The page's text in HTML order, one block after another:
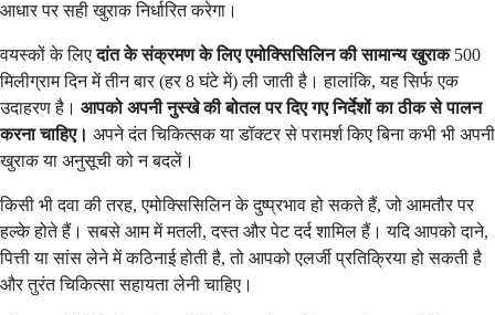
आधार पर सही खुराक निर्धारित करेगा।
वयस्कों के लिएदांत के संक्रमण के लिए एमोक्सिसिलिन की सामान्य खुराक500
मिलीग्राम दिन में तीन बार (हर 8 घंटे में) ली जाती है। हालांकि, यह सिर्फ एक
उदाहरण है। आपको अपनी नुस्खे की बोतल पर दिए गए निर्देशों का ठीक से पालन
करना चाहिए। अपने दंत चिकित्सक या डॉक्टर से परामर्श किए बिना कभी भी अपनी
खुराक या अनुसूची को न बदलें।
किसी भी दवा की तरह, एमोक्सिसिलिन के दुष्प्रभाव हो सकते हैं, जो आमतौर पर
हल्के होते हैं। सबसे आम में मतली, दस्त और पेट दर्द शामिल हैं। यदि आपको दाने,
पित्ती या सांस लेने में कठिनाई होती है, तो आपको एलर्जी प्रतिक्रिया हो सकती है
और तुरंत चिकित्सा सहायता लेनी चाहिए।